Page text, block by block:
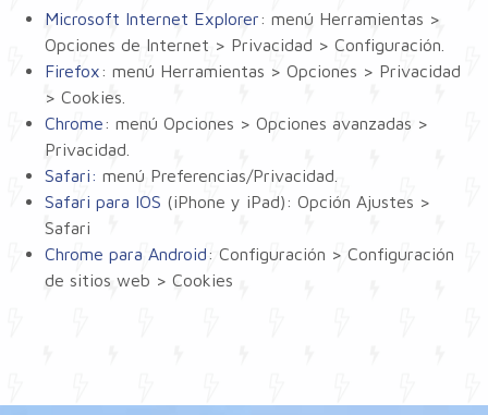
Microsoft Internet Explorer: menú Herramientas >
Opciones de Internet > Privacidad > Configuración.
Firefox: menú Herramientas > Opciones > Privacidad
> Cookies.
Chrome: menú Opciones > Opciones avanzadas >
Privacidad.
Safari: menú Preferencias/Privacidad.
Safari para IOS (iPhone y iPad): Opción Ajustes >
Safari
Chrome para Android: Configuración > Configuración
de sitios web > Cookies